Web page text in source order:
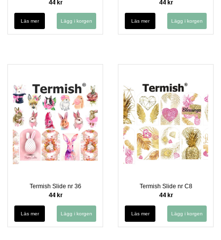
44 kr
Läs mer
44 kr
Läs mer
Termish Slide nr 36
44 kr
Läs mer
Termish Slide nr C8
44 kr
Läs mer